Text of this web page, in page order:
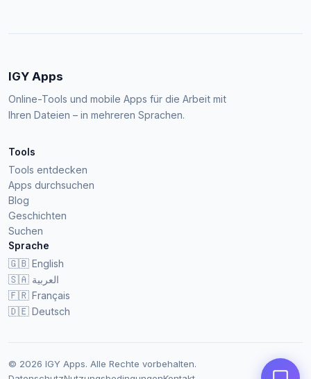
IGY Apps
Online-Tools und mobile Apps für die Arbeit mit
Ihren Dateien – in mehreren Sprachen.
Tools
Tools entdecken
Apps durchsuchen
Blog
Geschichten
Suchen
Sprache
🇬🇧 English
🇸🇦 العربية
🇫🇷 Français
🇩🇪 Deutsch
© 2026 IGY Apps. Alle Rechte vorbehalten.